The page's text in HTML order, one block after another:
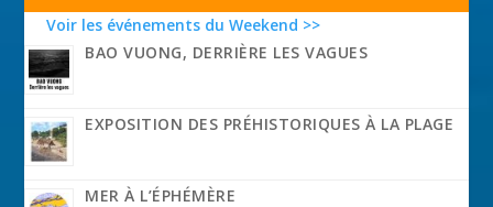
Voir les événements du Weekend >>
BAO VUONG, DERRIÈRE LES VAGUES
EXPOSITION DES PRÉHISTORIQUES À LA PLAGE
MER À L’ÉPHÉMÈRE